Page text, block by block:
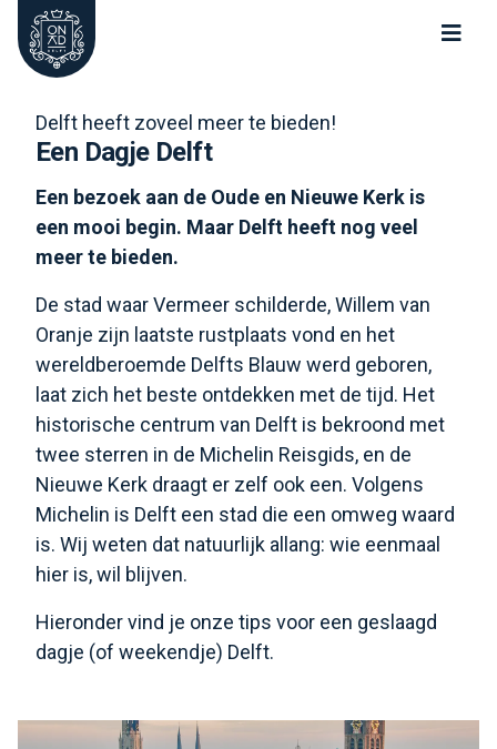
Oude Kerk Nieuwe Kerk Delft
Delft heeft zoveel meer te bieden!
Een Dagje Delft
Een bezoek aan de Oude en Nieuwe Kerk is
een mooi begin. Maar Delft heeft nog veel
meer te bieden.
De stad waar Vermeer schilderde, Willem van
Oranje zijn laatste rustplaats vond en het
wereldberoemde Delfts Blauw werd geboren,
laat zich het beste ontdekken met de tijd. Het
historische centrum van Delft is bekroond met
twee sterren in de Michelin Reisgids, en de
Nieuwe Kerk draagt er zelf ook een. Volgens
Michelin is Delft een stad die een omweg waard
is. Wij weten dat natuurlijk allang: wie eenmaal
hier is, wil blijven.
Hieronder vind je onze tips voor een geslaagd
dagje (of weekendje) Delft.